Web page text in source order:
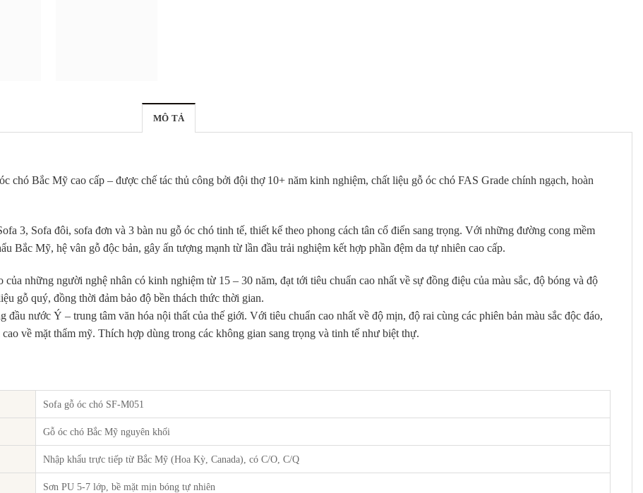
MÔ TẢ
chó Bắc Mỹ cao cấp – được chế tác thủ công bởi đội thợ 10+ năm kinh nghiệm, chất liệu gỗ óc chó FAS Grade chính ngạch, hoàn
3, Sofa đôi, sofa đơn và 3 bàn nu gỗ óc chó tinh tế, thiết kế theo phong cách tân cổ điển sang trọng. Với những đường cong mềm
Bắc Mỹ, hệ vân gỗ độc bản, gây ấn tượng mạnh từ lần đầu trải nghiệm kết hợp phần đệm da tự nhiên cao cấp.
những người nghệ nhân có kinh nghiệm từ 15 – 30 năm, đạt tới tiêu chuẩn cao nhất về sự đồng điệu của màu sắc, độ bóng và độ
gỗ quý, đồng thời đảm bảo độ bền thách thức thời gian.
đầu nước Ý – trung tâm văn hóa nội thất của thế giới. Với tiêu chuẩn cao nhất về độ mịn, độ rai cùng các phiên bản màu sắc độc đáo,
về mặt thẩm mỹ. Thích hợp dùng trong các không gian sang trọng và tinh tế như biệt thự.
Sofa gỗ óc chó SF-M051
Gỗ óc chó Bắc Mỹ nguyên khối
Nhập khẩu trực tiếp từ Bắc Mỹ (Hoa Kỳ, Canada), có C/O, C/Q
Sơn PU 5-7 lớp, bề mặt mịn bóng tự nhiên